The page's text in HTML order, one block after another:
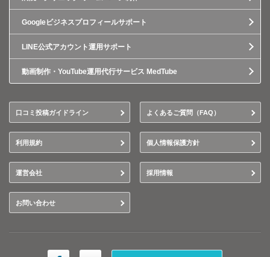
Googleビジネスプロフィールサポート
LINE公式アカウント運用サポート
動画制作・YouTube運用代行サービス MedTube
口コミ投稿ガイドライン よくあるご質問（FAQ）
利用規約 個人情報保護方針
運営会社 採用情報
お問い合わせ